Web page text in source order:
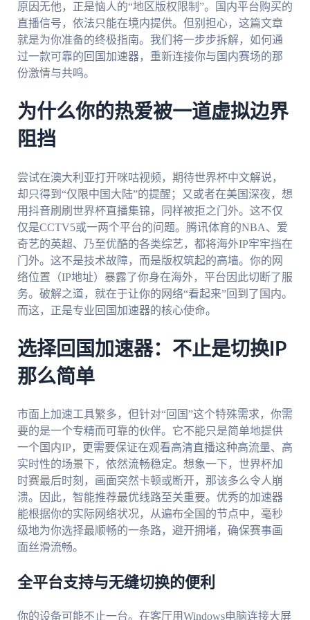
原因无他，正是恼人的“地区版权限制”。国内平台购买的
直播信号，依法只能在境内提供。但别担心，这篇文章
就是为你准备的终极指南。我们将一步步拆解，如何通
过一款可靠的回国加速器，重新连接你与国内赛场的那
份激情与共鸣。
为什么你的热爱被一道虚拟边界
阻挡
尝试在澳大利亚打开咪咕视频，期待世界杯中文解说，
却只得到“仅限中国大陆”的提醒；又或者在美国深夜，想
用抖音刷刷世界杯直播集锦，同样被拒之门外。这不仅
仅是CCTV5或一两个平台的问题。腾讯体育的NBA、爱
奇艺的英超、乃至优酷的各类综艺，都将海外IP牢牢挡在
门外。这不是技术故障，而是版权筑起的高墙。你的网
络位置（IP地址）暴露了你身在海外，平台因此切断了服
务。破解之道，就在于让你的网络“看起来”回到了国内。
而这，正是专业回国加速器的核心使命。
选择回国加速器：不止是切换IP
那么简单
市面上加速工具繁多，但针对“回国”这个特殊需求，你需
要的是一个专精而可靠的伙伴。它不能只是简单地提供
一个国内IP，更需要保证在观看高清直播这种高流量、高
实时性的场景下，依然流畅稳定。想象一下，世界杯加
时赛最后时刻，画面突然卡顿或断开，那该多么令人崩
溃。因此，智能推荐最优线路至关重要。优秀的加速器
能根据你的实际网络状况，从遍布全国的节点中，毫秒
级地为你选择最顺畅的一条路，避开拥堵，确保赛事画
面丝滑流畅。
全平台支持与无缝切换的便利
你的设备可能不止一台。在客厅用Windows电脑连接大屏